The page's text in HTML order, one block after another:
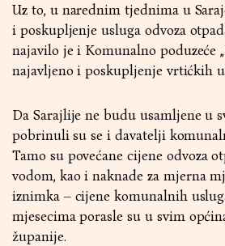
Uz to, u narednim tjednima u
i poskupljenje usluga odvoza
najavilo je i Komunalno poduzeće
najavljeno i poskupljenje vrtićkih
Da Sarajlije ne budu usamljene u
pobrinuli su se i davatelji
Tamo su povećane cijene odvoza
vodom, kao i naknade za mjerna
iznimka – cijene komunalnih
mjesecima porasle su u svim
županije.